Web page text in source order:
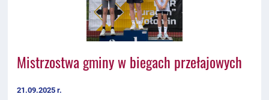
Mistrzostwa gminy w biegach przełajowych
21.09.2025 r.